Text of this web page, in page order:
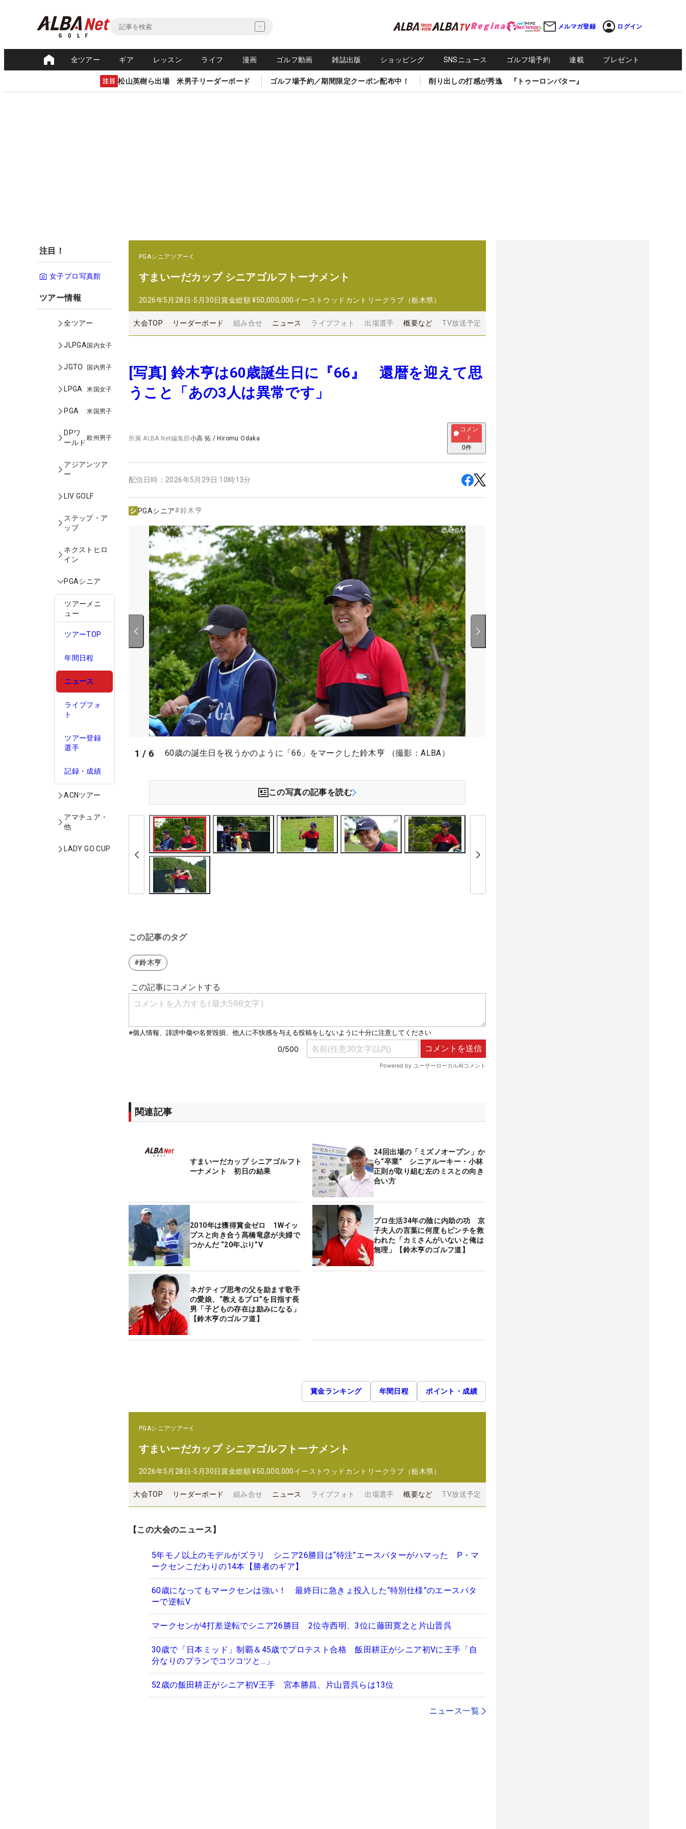
メルマガ登録 ログイン
全ツアー ギア レッスン ライフ 漫画 ゴルフ動画 雑誌出版 ショッピング SNSニュース ゴルフ場予約 連載 プレゼント
注目 松山英樹ら出場 米男子リーダーボード ゴルフ場予約／期間限定クーポン配布中！ 削り出しの打感が秀逸 『トゥーロンパター』
注目！
女子プロ写真館
ツアー情報
全ツアー
JLPGA国内女子
JGTO 国内男子
LPGA 米国女子
PGA 米国男子
DPワ
ールド
欧州男子
アジアンツア
ー
LIV GOLF
ステップ・ア
ップ
ネクストヒロ
イン
PGAシニア
ツアーメニ
ュー
ツアーTOP
年間日程
ニュース
ライブフォ
ト
ツアー登録
選手
記録・成績
ACNツアー
アマチュア・
他
LADY GO CUP
PGAシニアツアー
すまいーだカップ シニアゴルフトーナメント
2026年5月28日-5月30日賞金総額 ¥50,000,000イーストウッドカントリークラブ（栃木県）
大会TOP リーダーボード 組み合せ ニュース ライブフォト 出場選手 概要など TV放送予定
[写真] 鈴木亨は60歳誕生日に『66』 還暦を迎えて思
うこと「あの3人は異常です」
所属ALBA Net編集部小高 拓 / Hiromu Odaka
コメン
ト
0件
配信日時： 2026年5月29日 10時13分
PGAシニア#鈴木亨
1 / 6 60歳の誕生日を祝うかのように「66」をマークした鈴木亨 （撮影：ALBA）
この写真の記事を読む
この記事のタグ
#鈴木亨
関連記事
すまいーだカップ シニアゴルフト
ーナメント 初日の結果
24回出場の「ミズノオープン」か
ら“卒業” シニアルーキー・小林
正則が取り組む左のミスとの向き
合い方
2010年は獲得賞金ゼロ 1Wイッ
プスと向き合う髙橋竜彦が夫婦で
つかんだ “20年ぶり”V
プロ生活34年の陰に内助の功 京
子夫人の言葉に何度もピンチを救
われた「カミさんがいないと俺は
無理」【鈴木亨のゴルフ道】
ネガティブ思考の父を励ます歌手
の愛娘、“教えるプロ”を目指す長
男「子どもの存在は励みになる」
【鈴木亨のゴルフ道】
賞金ランキング 年間日程 ポイント・成績
PGAシニアツアー
すまいーだカップ シニアゴルフトーナメント
2026年5月28日-5月30日賞金総額 ¥50,000,000イーストウッドカントリークラブ（栃木県）
大会TOP リーダーボード 組み合せ ニュース ライブフォト 出場選手 概要など TV放送予定
【この大会のニュース】
5年モノ以上のモデルがズラリ シニア26勝目は“特注”エースパターがハマった P・マ
ークセンこだわりの14本【勝者のギア】
60歳になってもマークセンは強い！ 最終日に急きょ投入した“特別仕様”のエースパタ
ーで逆転V
マークセンが4打差逆転でシニア26勝目 2位寺西明、3位に藤田寛之と片山晋呉
30歳で「日本ミッド」制覇＆45歳でプロテスト合格 飯田耕正がシニア初Vに王手「自
分なりのプランでコツコツと…」
52歳の飯田耕正がシニア初V王手 宮本勝昌、片山晋呉らは13位
ニュース一覧